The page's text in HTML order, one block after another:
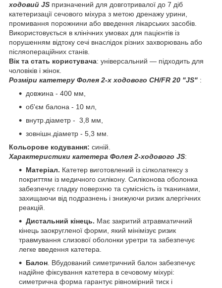
ходовий JS призначений для довготривалої до 7 діб
катетеризації сечового міхура з метою дренажу урини,
промивання порожнини або введення лікарських засобів.
Використовується в клінічних умовах для пацієнтів із
порушенням відтоку сечі внаслідок різних захворювань або
післяопераційних станів.
Вік та стать користувача: універсальний — підходить для
чоловіків і жінок.
Розміри катетеру Фолея 2-х ходового CH/FR 20 "JS" :
довжина - 400 мм,
об'єм балона - 10 мл,
внутр.діаметр - 3,8 мм,
зовнішн.діаметр - 5,3 мм.
Кольорове кодування: синій.
Характеристики катетера Фолея 2-ходового JS:
Матеріал. Катетер виготовлений із сілколатексу з
покриттям із медичного силікону. Силіконова оболонка
забезпечує гладку поверхню та сумісність із тканинами,
захищаючи від подразнень і знижуючи ризик алергічних
реакцій.
Дистальний кінець. Має закритий атравматичний
кінець заокругленої форми, який мінімізує ризик
травмування слизової оболонки уретри та забезпечує
легке введення катетера.
Балон. Вбудований симетричний балон забезпечує
надійне фіксування катетера в сечовому міхурі:
симетрична форма гарантує рівномірний тиск і